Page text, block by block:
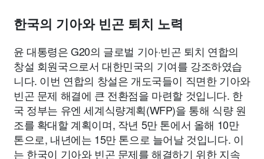
한국의 기아와 빈곤 퇴치 노력
윤 대통령은 G20의 글로벌 기아·빈곤 퇴치 연합의
창설 회원국으로서 대한민국의 기여를 강조하였습
니다. 이번 연합의 창설은 개도국들이 직면한 기아와
빈곤 문제 해결에 큰 전환점을 마련할 것입니다. 한
국 정부는 유엔 세계식량계획(WFP)을 통해 식량 원
조를 확대할 계획이며, 작년 5만 톤에서 올해 10만
톤으로, 내년에는 15만 톤으로 늘어날 것입니다. 이
는 한국이 기아와 빈곤 문제를 해결하기 위한 지속